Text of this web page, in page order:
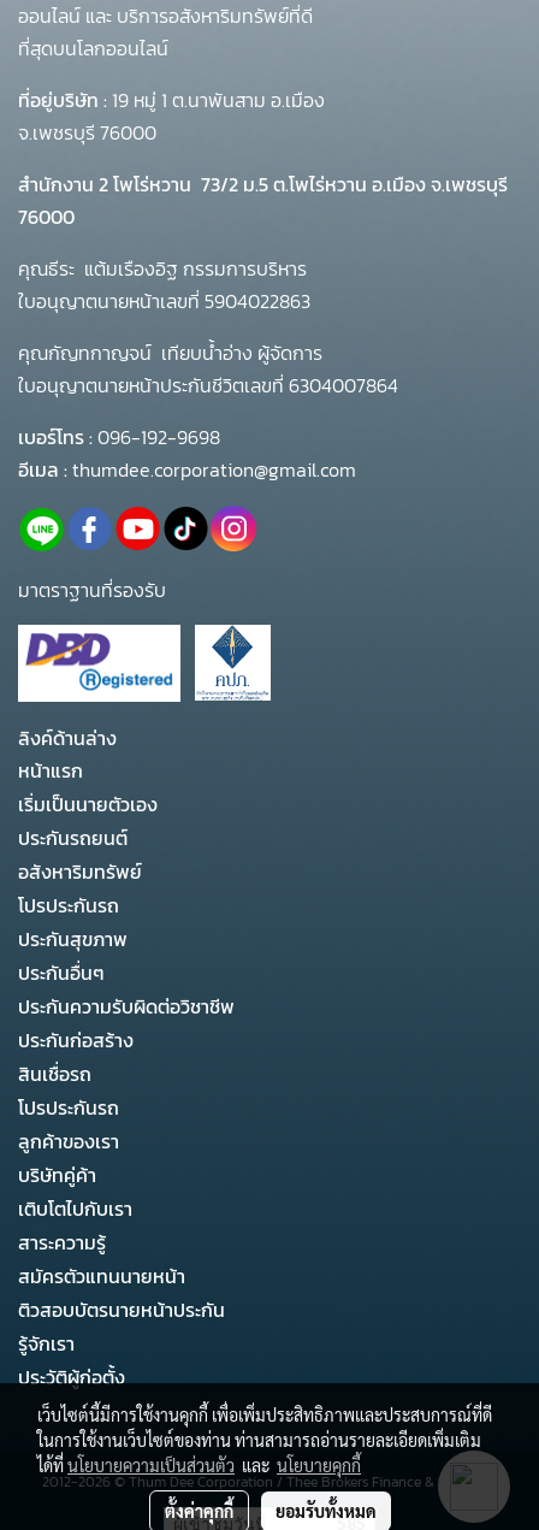
ออนไลน์ และ บริการอสังหาริมทรัพย์ที่ดี
ที่สุดบนโลกออนไลน์
ที่อยู่บริษัท : 19 หมู่ 1 ต.นาพันสาม อ.เมือง
จ.เพชรบุรี 76000
สำนักงาน 2 โพโร่หวาน 73/2 ม.5 ต.โพไร่หวาน อ.เมือง จ.เพชรบุรี
76000
คุณธีระ แต้มเรืองอิฐ กรรมการบริหาร
ใบอนุญาตนายหน้าเลขที่ 5904022863
คุณกัญทกาญจน์ เทียบน้ำอ่าง ผู้จัดการ
ใบอนุญาตนายหน้าประกันชีวิตเลขที่ 6304007864
เบอร์โทร :096-192-9698
อีเมล :thumdee.corporation@gmail.com
มาตราฐานที่รองรับ
ลิงค์ด้านล่าง
หน้าแรก
เริ่มเป็นนายตัวเอง
ประกันรถยนต์
อสังหาริมทรัพย์
โปรประกันรถ
ประกันสุขภาพ
ประกันอื่นๆ
ประกันความรับผิดต่อวิชาชีพ
ประกันก่อสร้าง
สินเชื่อรถ
โปรประกันรถ
ลูกค้าของเรา
บริษัทคู่ค้า
เติบโตไปกับเรา
สาระความรู้
สมัครตัวแทนนายหน้า
ติวสอบบัตรนายหน้าประกัน
รู้จักเรา
ประวัติผู้ก่อตั้ง
2012-2026 ©Thum Dee Corporation /Thee Brokers Finance & Business
ผู้เข้าชมวันนี้ 585
เว็บไซต์นี้มีการใช้งานคุกกี้ เพื่อเพิ่มประสิทธิภาพและประสบการณ์ที่ดี
ในการใช้งานเว็บไซต์ของท่าน ท่านสามารถอ่านรายละเอียดเพิ่มเติม
ได้ที่นโยบายความเป็นส่วนตัว และ นโยบายคุกกี้
ตั้งค่าคุกกี้ ยอมรับทั้งหมด